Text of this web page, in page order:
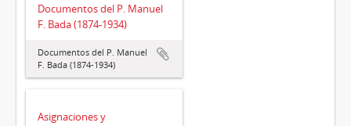
Documentos del P. Manuel
F. Bada (1874-1934)
Documentos del P. Manuel
F. Bada (1874-1934)
Asignaciones y